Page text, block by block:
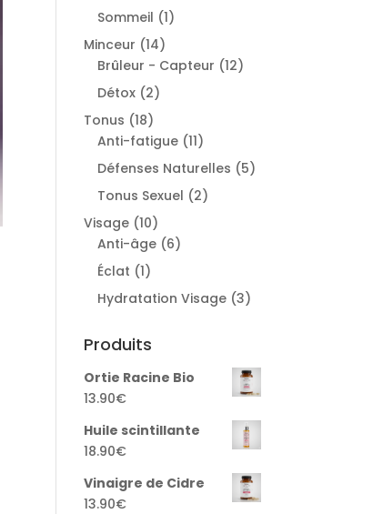
product
Sommeil 11
Minceur 1414
products
Brûleur - Capteur 1212
Détox 22
Tonus 1818
products
Anti-fatigue 1111
products
Défenses Naturelles 55
Tonus Sexuel 22
Visage 1010
products
Anti-âge 66
Éclat 11
product
Hydratation Visage 33
Produits
Ortie Racine Bio
13.90€
Huile scintillante
18.90€
Vinaigre de Cidre
13.90€